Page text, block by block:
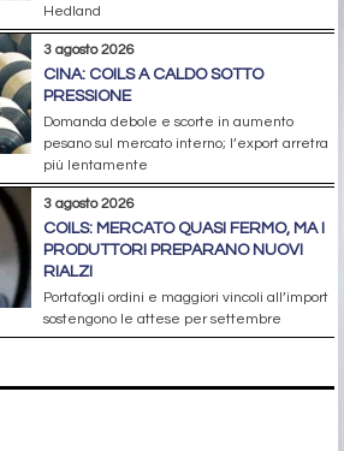
Hedland
3 agosto 2026
CINA: COILS A CALDO SOTTO
PRESSIONE
Domanda debole e scorte in aumento
pesano sul mercato interno; l’export arretra
più lentamente
3 agosto 2026
COILS: MERCATO QUASI FERMO, MA I
PRODUTTORI PREPARANO NUOVI
RIALZI
Portafogli ordini e maggiori vincoli all’import
sostengono le attese per settembre